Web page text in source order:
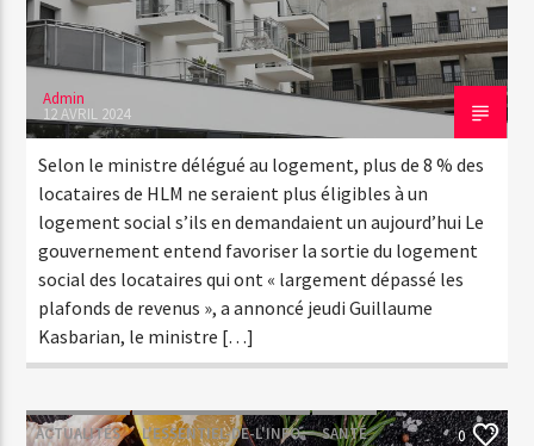
Admin
12 AVRIL 2024
Selon le ministre délégué au logement, plus de 8 % des
locataires de HLM ne seraient plus éligibles à un
logement social s’ils en demandaient un aujourd’hui Le
gouvernement entend favoriser la sortie du logement
social des locataires qui ont « largement dépassé les
plafonds de revenus », a annoncé jeudi Guillaume
Kasbarian, le ministre […]
ACTUALITÉS L'ESSENTIEL-DE-L'INFO SANTÉ 0